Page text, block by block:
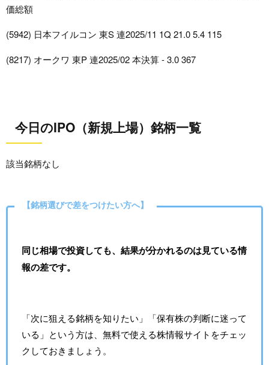
価総額
(5942) 日本フイルコン 東S 連2025/11 1Q 21.0 5.4 115
(8217) オークワ 東P 連2025/02 本決算 - 3.0 367
今日のIPO（新規上場）銘柄一覧
該当銘柄なし
【銘柄選びで差をつけたい方へ】
同じ相場で投資しても、結果が分かれるのは見ている情
報の差です。
「次に狙える銘柄を知りたい」「保有株の判断に迷って
いる」という方は、無料で使える株情報サイトをチェッ
クしておきましょう。